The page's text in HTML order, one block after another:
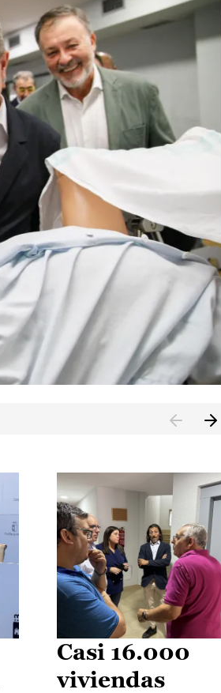
Casi 16.000
viviendas